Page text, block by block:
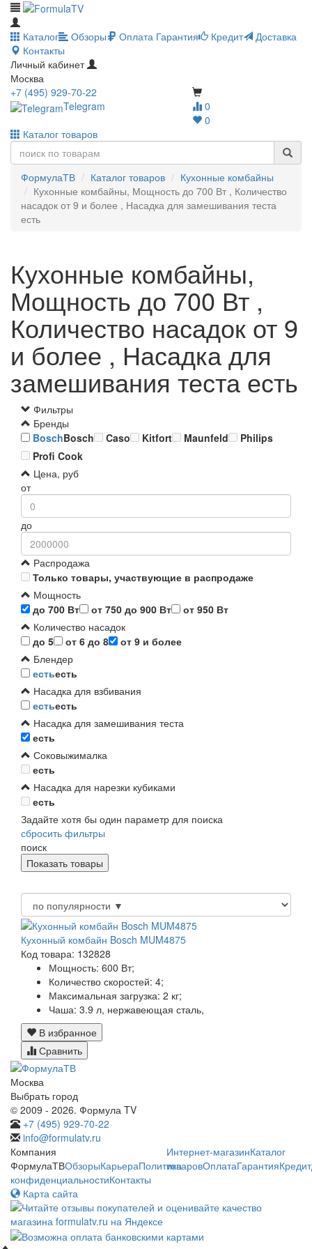
Каталог Обзоры Оплата Гарантия Кредит
Доставка
Контакты
Личный кабинет
Москва
0
0
+7 (495) 929-70-22
Telegram
Каталог товаров
ФормулаТВ Каталог товаров
Кухонные комбайны
Кухонные комбайны, Мощность до 700 Вт , Количество
насадок от 9 и более , Насадка для замешивания теста
есть
Кухонные комбайны,
Мощность до 700 Вт ,
Количество насадок от 9
и более , Насадка для
замешивания теста есть
Фильтры
Бренды
BoschBosch Caso Kitfort Maunfeld
Philips
Profi Cook
Цена, руб
от
до
Распродажа
Только товары, участвующие в распродаже
Мощность
до 700 Вт
от 750 до 900 Вт
от 950 Вт
Количество насадок
до 5
от 6 до 8
от 9 и более
Блендер
естьесть
Насадка для взбивания
естьесть
Насадка для замешивания теста
есть
Соковыжималка
есть
Насадка для нарезки кубиками
есть
Задайте хотя бы один параметр для поиска
сбросить фильтры
поиск
Кухонный комбайн Bosch MUM4875
Код товара: 132828
Мощность: 600 Вт;
Количество скоростей: 4;
Максимальная загрузка: 2 кг;
Чаша: 3.9 л, нержавеющая сталь,
В избранное
Сравнить
Москва
Выбрать город
© 2009 - 2026. Формула TV
+7 (495) 929-70-22
info@formulatv.ru
Компания
ФормулаТВОбзорыКарьераПолитика
конфиденциальностиКонтакты
Интернет-магазинКаталог
товаровОплатаГарантияКредит
Карта сайта